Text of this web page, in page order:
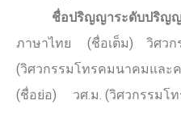
ชื่อปริญญาระดับปริญ
ภาษาไทย (ชื่อเต็ม) วิศวก
(วิศวกรรมโทรคมนาคมและ
(ชื่อย่อ) วศ.ม. (วิศวกรรมโ